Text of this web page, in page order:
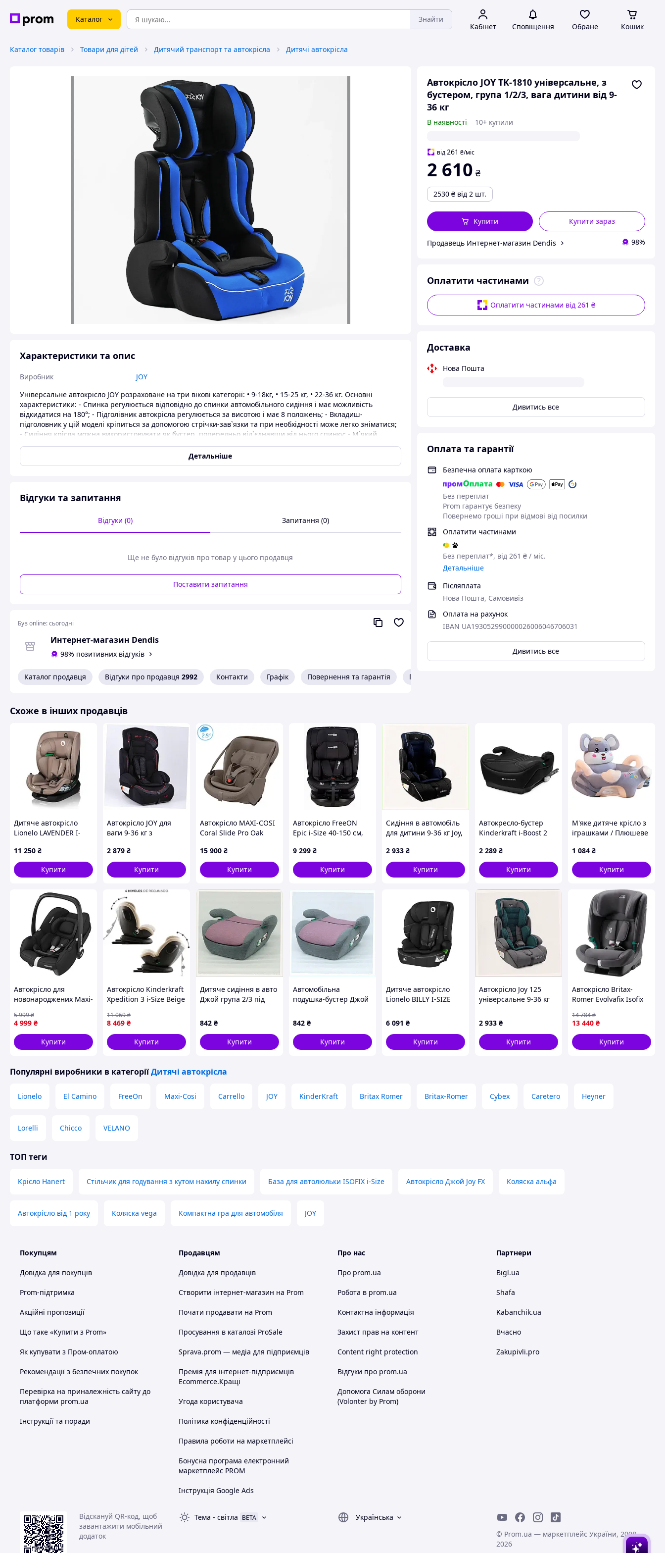
Каталог Знайти
Кабінет Сповіщення Обране Кошик
Каталог товарів Товари для дітей Дитячий транспорт та автокрісла Дитячі автокрісла
Автокрісло JOY TK-1810 універсальне, з
бустером, група 1/2/3, вага дитини від 9-
36 кг
В наявності 10+ купили
від261 ₴/міс
2 610 ₴
2530 ₴ від 2 шт.
Купити зараз
Купити
Продавець Интернет-магазин Dendis 98%
Оплатити частинами
Оплатити частинами від 261 ₴
Доставка
Нова Пошта
Дивитись все
Оплата та гарантії
Безпечна оплата карткою
Без переплат
Prom гарантує безпеку
Повернемо гроші при відмові від посилки
Оплатити частинами
Без переплат*, від 261 ₴ / міс.
Детальніше
Післяплата
Нова Пошта, Самовивіз
Оплата на рахунок
IBAN UA193052990000026006046706031
Дивитись все
Характеристики та опис
Виробник
JOY
Універсальне автокрісло JOY розраховане на три вікові категорії: • 9-18кг, • 15-25 кг, • 22-36 кг. Основні
характеристики: - Спинка регулюється відповідно до спинки автомобільного сидіння і має можливість
відкидатися на 180°; - Підголівник автокрісла регулюється за висотою і має 8 положень; - Вкладиш-
підголовник у цій моделі кріпиться за допомогою стрічки-зав`язки та при необхідності може легко зніматися;
- Сидіння крісла можна використовувати як бустер, попередньо від`єднавши від нього спинку; - М`який
знімний вкладиш; - На ременях безпеки розташовуються м`які плечові накладки. Накладки регулюються за
висотою; - Чохол автокрісла знімний. Кріплення дитини в автокріслі: 5-ти точковим ременем автокрісла/
Штатним ременем автомобіля. Кріплення автокрісла в автомобілі: Штатним ременем автомобіля. Напрямок
Детальніше
Відгуки та запитання
Відгуки (0) Запитання (0)
Ще не було відгуків про товар у цього продавця
Поставити запитання
Був online:сьогодні
Интернет-магазин Dendis
98% позитивних відгуків
Каталог продавця Відгуки про продавця 2992 Контакти Графік Повернення та гарантія Про продавця
Схоже в інших продавців
Дитяче автокрісло
Lionelo LAVENDER I-
11 250 ₴
Купити
Автокрісло JOY для
ваги 9-36 кг з
захистом, X895C1492M
2 879 ₴
Купити
Автокрісло MAXI-COSI
Coral Slide Pro Oak
15 900 ₴
Купити
Автокрісло FreeON
Epic i-Size 40-150 см,
9 299 ₴
Купити
Сидіння в автомобіль
для дитини 9-36 кг Joy,
2 933 ₴
Купити
Автокресло-бустер
Kinderkraft i-Boost 2
(KCIBOO02BLKPR00)
2 289 ₴
Купити
М'яке дитяче крісло з
іграшками / Плюшеве
бортиками для дітей
55х20х40см Сірий
1 084 ₴
Купити
Автокрісло для
новонароджених Maxi-
група 0+ (0-12 кг)
4 999 ₴
5 999₴
Купити
Автокрісло Kinderkraft
Xpedition 3 i-Size Beige
8 469 ₴
11 069₴
Купити
Дитяче сидіння в авто
Джой група 2/3 під
безпеки, 90E0B4H053
842 ₴
Купити
Автомобільна
подушка-бустер Джой
9X00H40K53
842 ₴
Купити
Дитяче автокрісло
Lionelo BILLY I-SIZE
6 091 ₴
Купити
Автокрісло Joy 125
універсальне 9-36 кг
89514PA95X
2 933 ₴
Купити
Автокрісло Britax-
Romer Evolvafix Isofix
(2000037922) 1
13 440 ₴
14 784₴
Купити
Популярні виробники в категоріїДитячі автокрісла
Lionelo El Camino FreeOn Maxi-Cosi Carrello JOY KinderKraft Britax Romer Britax-Romer Cybex Caretero Heyner
Lorelli Chicco VELANO
ТОП теги
Крісло Hanert Стільчик для годування з кутом нахилу спинки База для автолюльки ISOFIX i-Size Автокрісло Джой Joy FX Коляска альфа
Автокрісло від 1 року Коляска vega Компактна гра для автомобіля JOY
Покупцям
Довідка для покупців
Prom-підтримка
Акційні пропозиції
Що таке «Купити з Prom»
Як купувати з Пром-оплатою
Рекомендації з безпечних покупок
Перевірка на приналежність сайту до
платформи prom.ua
Інструкції та поради
Продавцям
Довідка для продавців
Створити інтернет-магазин на Prom
Почати продавати на Prom
Просування в каталозі ProSale
Sprava.prom — медіа для підприємців
Премія для інтернет-підприємців
Ecommerce.Кращі
Угода користувача
Політика конфіденційності
Правила роботи на маркетплейсі
Бонусна програма електронний
маркетплейс PROM
Інструкція Google Ads
Про нас
Про prom.ua
Робота в prom.ua
Контактна інформація
Захист прав на контент
Content right protection
Відгуки про prom.ua
Допомога Силам оборони
(Volonter by Prom)
Партнери
Bigl.ua
Shafa
Kabanchik.ua
Вчасно
Zakupivli.pro
Відскануй QR-код, щоб
завантажити мобільний
додаток
Тема - світла BETA
Українська
© Prom.ua — маркетплейс України, 2008-
2026